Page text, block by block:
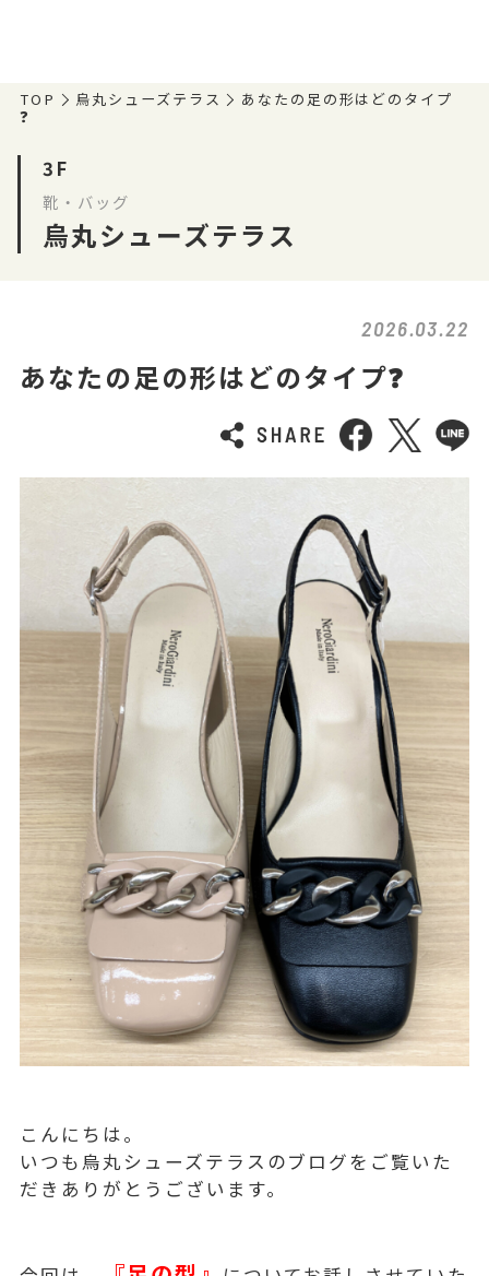
TOP 烏丸シューズテラス
あなたの足の形はどのタイプ
❓
3F
靴・バッグ
烏丸シューズテラス
2026.03.22
あなたの足の形はどのタイプ❓
こんにちは。
いつも烏丸シューズテラスのブログをご覧いた
だきありがとうございます。